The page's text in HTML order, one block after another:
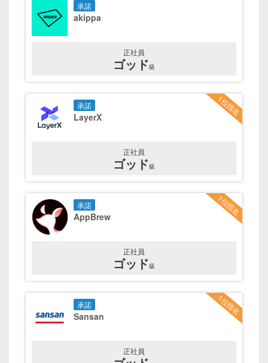
承諾
akippa
正社員
ゴッド級
1位指名
承諾
LayerX
正社員
ゴッド級
1位指名
承諾
AppBrew
正社員
ゴッド級
1位指名
承諾
Sansan
正社員